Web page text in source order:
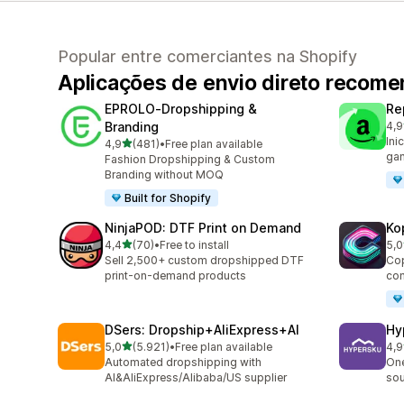
Popular entre comerciantes na Shopify
Aplicações de envio direto
EPROLO‑Dropshipping &
Branding
4,9de 5 estrelas
(481)
481 total de avaliações
•Free plan available
Fashion Dropshipping & Custom
Branding without MOQ
Built for Shopify
4,9
NinjaPOD: DTF Print on Demand
4,4de 5 estrelas
(70)
70 total de avaliações
•Free to install
Sell 2,500+ custom dropshipped DTF
print-on-demand products
5,0
38
DSers: Dropship+AliExpress+AI
5,0de 5 estrelas
(5.921)
5921 total de avaliações
•Free plan available
Automated dropshipping with
AI&AliExpress/Alibaba/US supplier
4,9